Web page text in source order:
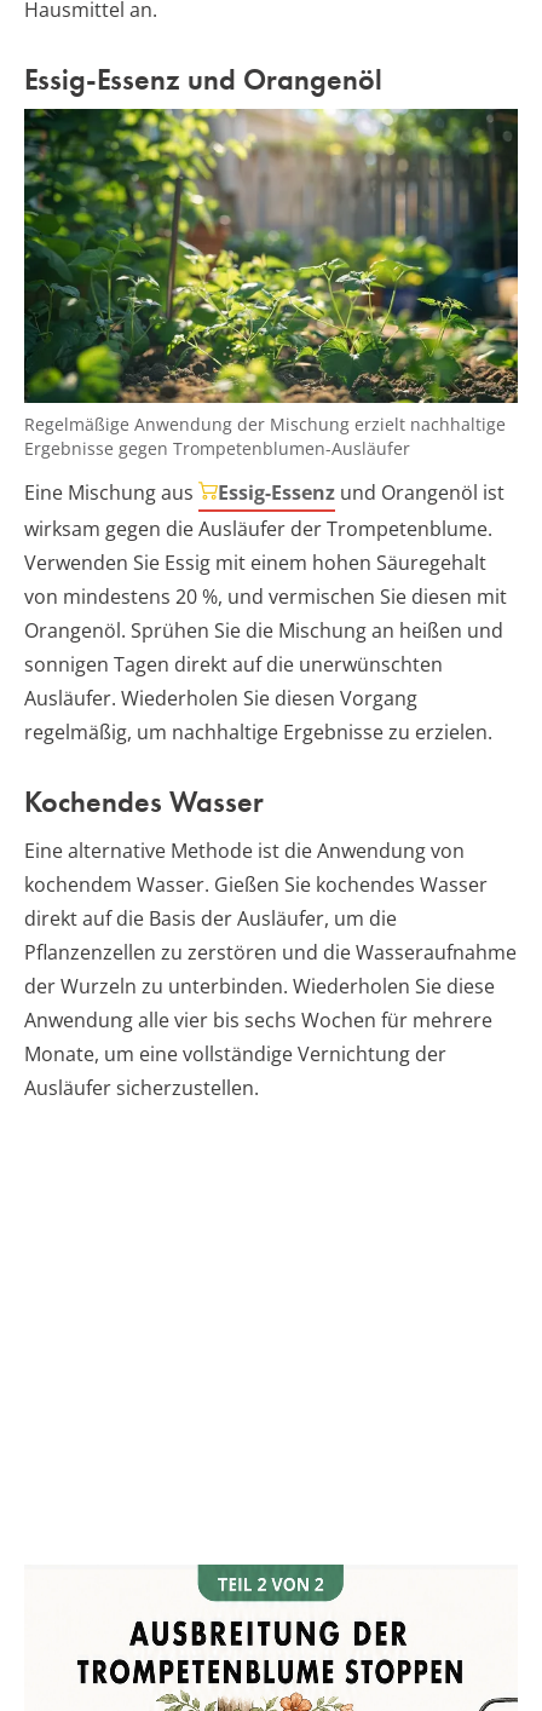
Hausmittel an.
Essig-Essenz und Orangenöl
Regelmäßige Anwendung der Mischung erzielt nachhaltige
Ergebnisse gegen Trompetenblumen-Ausläufer
Eine Mischung aus Essig-Essenz und Orangenöl ist
wirksam gegen die Ausläufer der Trompetenblume.
Verwenden Sie Essig mit einem hohen Säuregehalt
von mindestens 20 %, und vermischen Sie diesen mit
Orangenöl. Sprühen Sie die Mischung an heißen und
sonnigen Tagen direkt auf die unerwünschten
Ausläufer. Wiederholen Sie diesen Vorgang
regelmäßig, um nachhaltige Ergebnisse zu erzielen.
Kochendes Wasser
Eine alternative Methode ist die Anwendung von
kochendem Wasser. Gießen Sie kochendes Wasser
direkt auf die Basis der Ausläufer, um die
Pflanzenzellen zu zerstören und die Wasseraufnahme
der Wurzeln zu unterbinden. Wiederholen Sie diese
Anwendung alle vier bis sechs Wochen für mehrere
Monate, um eine vollständige Vernichtung der
Ausläufer sicherzustellen.